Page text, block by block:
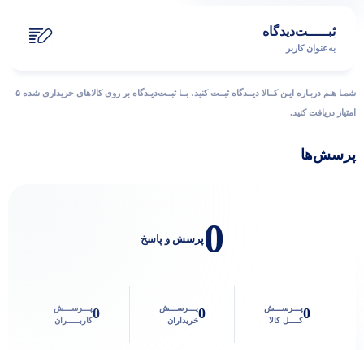
ثبـــــت‌دیدگاه
به‌عنوان کاربر
شمـا هـم دربـاره ایـن کــالا دیــدگاه ثبــت کنید، بــا ثبــت‌دیـدگاه بر روی کالاهای خریداری شده ۵
امتیاز دریافت کنید.
پرسش‌ها
0پرسش و پاسخ
0پـــرســـش
کــــل کالا
0پـــرســـش
خریداران
0پـــرســـش
کاربـــــران